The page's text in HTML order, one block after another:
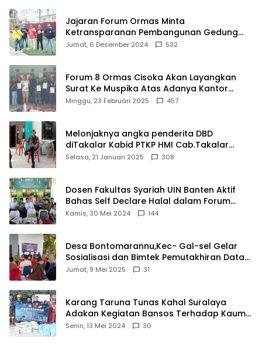
Jajaran Forum Ormas Minta
Ketransparanan Pembangunan Gedung
Damkar Di Kecamatan Cisoka
Jumat, 6 Desember 2024 532
Forum 8 Ormas Cisoka Akan Layangkan
Surat Ke Muspika Atas Adanya Kantor
Matel di Cisoka
Minggu, 23 Februari 2025 457
Melonjaknya angka penderita DBD
diTakalar Kabid PTKP HMI Cab.Takalar
angkat bicara
Selasa, 21 Januari 2025 308
Dosen Fakultas Syariah UIN Banten Aktif
Bahas Self Declare Halal dalam Forum
Ijtima Ulama MUI
Kamis, 30 Mei 2024 144
Desa Bontomarannu,Kec- Gal-sel Gelar
Sosialisasi dan Bimtek Pemutakhiran Data
ID
Jumat, 9 Mei 2025 31
Karang Taruna Tunas Kahal Suralaya
Adakan Kegiatan Bansos Terhadap Kaum
Dhuafa dan Anak Yatim-Piatu
Senin, 13 Mei 2024 30